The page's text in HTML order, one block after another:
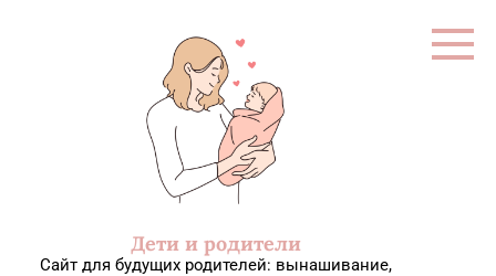
Дети и родители
Сайт для будущих родителей: вынашивание,